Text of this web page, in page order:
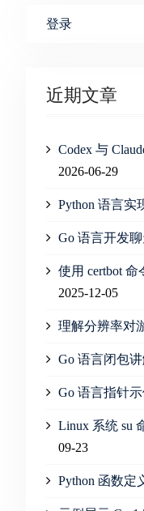
登录
近期文章
Codex 与
2026-06-29
Python 语言实
Go 语言开发
使用 certbot 命
2025-12-05
理解分辨率对
Go 语言闭包
Go 语言指针
Linux 系统 su
09-23
Python 函数定